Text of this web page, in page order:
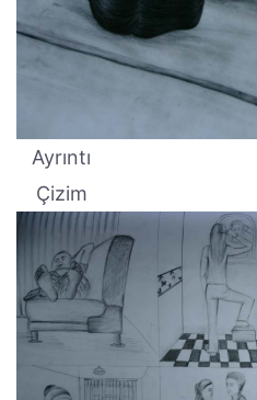
Ayrıntı
Çizim